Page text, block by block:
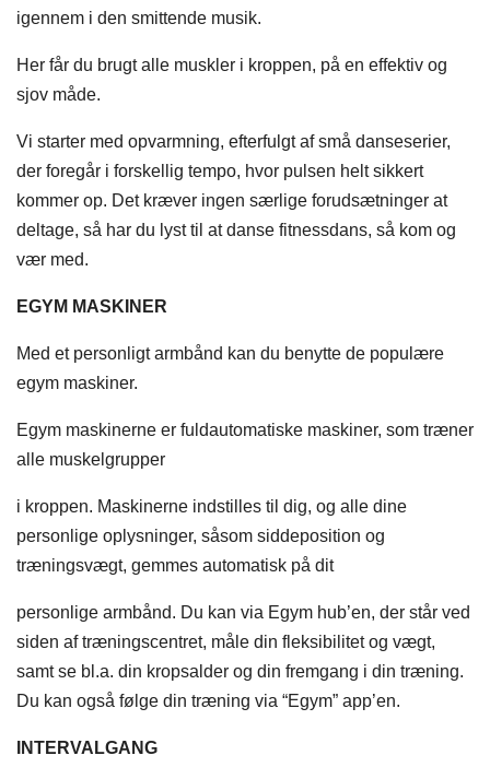
igennem i den smittende musik.
Her får du brugt alle muskler i kroppen, på en effektiv og
sjov måde.
Vi starter med opvarmning, efterfulgt af små danseserier,
der foregår i forskellig tempo, hvor pulsen helt sikkert
kommer op. Det kræver ingen særlige forudsætninger at
deltage, så har du lyst til at danse fitnessdans, så kom og
vær med.
EGYM MASKINER
Med et personligt armbånd kan du benytte de populære
egym maskiner.
Egym maskinerne er fuldautomatiske maskiner, som træner
alle muskelgrupper
i kroppen. Maskinerne indstilles til dig, og alle dine
personlige oplysninger, såsom siddeposition og
træningsvægt, gemmes automatisk på dit
personlige armbånd. Du kan via Egym hub’en, der står ved
siden af træningscentret, måle din fleksibilitet og vægt,
samt se bl.a. din kropsalder og din fremgang i din træning.
Du kan også følge din træning via “Egym” app’en.
INTERVALGANG